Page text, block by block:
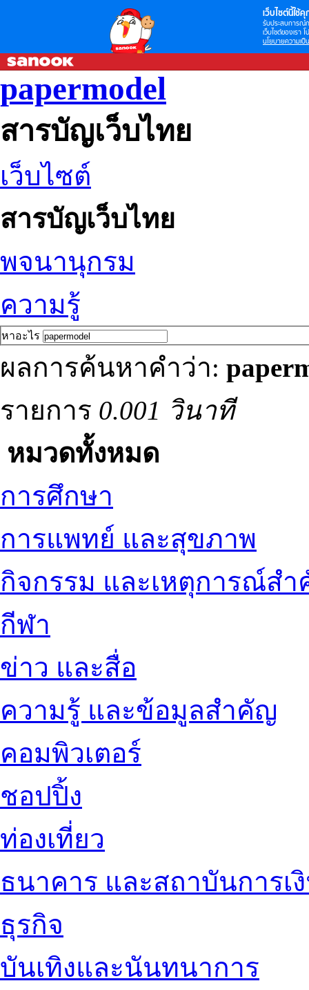
เว็บไซต์นี้ใช้คุ
รับประสบการณ์
เว็บไซต์ของเรา
นโยบายความเป็
papermodel
สารบัญเว็บไทย
เว็บไซต์
สารบัญเว็บไทย
พจนานุกรม
ความรู้
หาอะไร
ผลการค้นหาคำว่า:
รายการ 0.001 วินาที
หมวดทั้งหมด
การศึกษา
การแพทย์ และสุขภาพ
กิจกรรม และเหตุการณ์ส
กีฬา
ข่าว และสื่อ
ความรู้ และข้อมูลสำคัญ
คอมพิวเตอร์
ชอปปิ้ง
ท่องเที่ยว
ธนาคาร และสถาบันการเ
ธุรกิจ
บันเทิงและนันทนาการ